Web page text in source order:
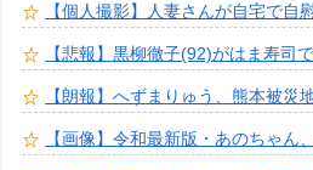
【個人撮影】人妻さんが自宅で自
【悲報】黒柳徹子(92)がはま寿司で
【朗報】へずまりゅう、熊本被災
【画像】令和最新版・あのちゃん